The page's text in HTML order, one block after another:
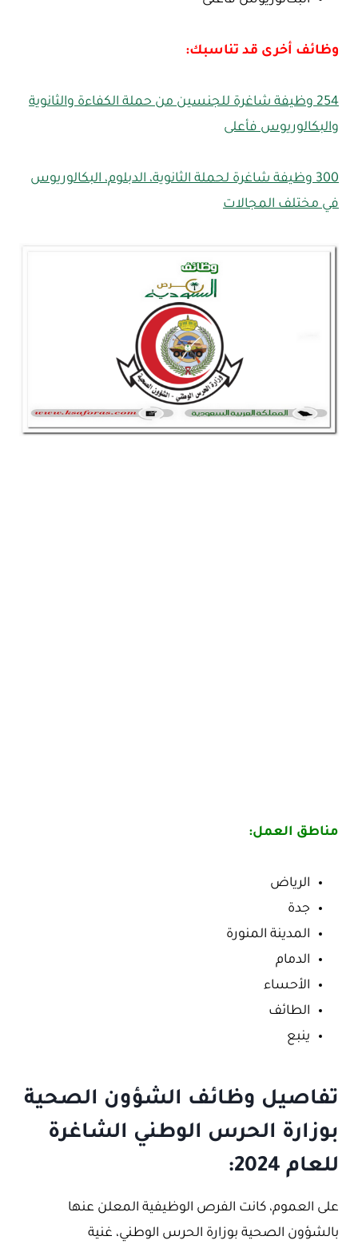
وظائف أخرى قد تناسبك:
254 وظيفة شاغرة للجنسين من حملة الكفاءة والثانوية
والبكالوريوس فأعلى
300 وظيفة شاغرة لحملة الثانوية، الدبلوم، البكالوريوس
في مختلف المجالات
مناطق العمل:
الرياض
جدة
المدينة المنورة
الدمام
الأحساء
الطائف
ينبع
تفاصيل وظائف الشؤون الصحية
بوزارة الحرس الوطني الشاغرة
للعام 2024:
على العموم، كانت الفرص الوظيفية المعلن عنها
بالشؤون الصحية بوزارة الحرس الوطني، غنية